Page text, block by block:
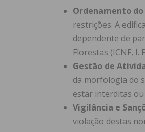
Ordenamento
restrições. A
dependente de
Florestas (ICNF, I.
Gestão de
da morfologia do
estar interditas
Vigilância e
violação destas